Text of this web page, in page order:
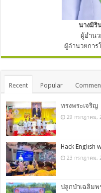
นางมิริ
ผู้อำน
ผู้อำนวยการ
Recent Popular
ทรงพระเจริญ
29 กรกฎาคม,
Hack English
23 กรกฎาคม,
ปลูกป่าเฉลิมพ